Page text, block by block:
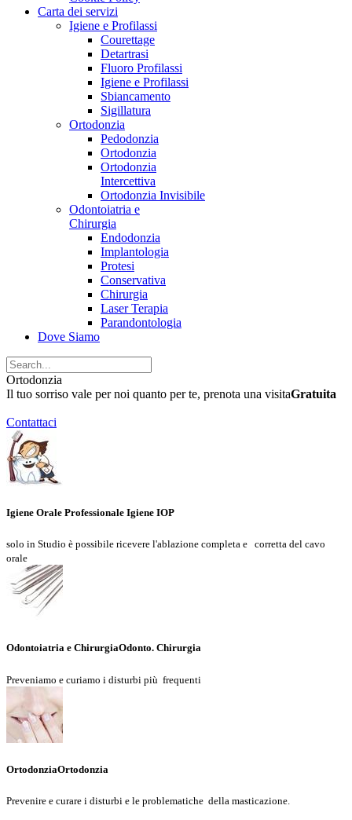
Carta dei servizi
Igiene e Profilassi
Courettage
Detartrasi
Fluoro Profilassi
Igiene e Profilassi
Sbiancamento
Sigillatura
Ortodonzia
Pedodonzia
Ortodonzia
Ortodonzia
Intercettiva
Ortodonzia Invisibile
Odontoiatria e
Chirurgia
Endodonzia
Implantologia
Protesi
Conservativa
Chirurgia
Laser Terapia
Parandontologia
Dove Siamo
Ortodonzia
Il tuo sorriso vale per noi quanto per te, prenota una visitaGratuita
Contattaci
Igiene Orale Professionale Igiene IOP
solo in Studio è possibile ricevere l'ablazione completa e corretta del cavo
orale
Odontoiatria e ChirurgiaOdonto. Chirurgia
Preveniamo e curiamo i disturbi più frequenti
OrtodonziaOrtodonzia
Prevenire e curare i disturbi e le problematiche della masticazione.